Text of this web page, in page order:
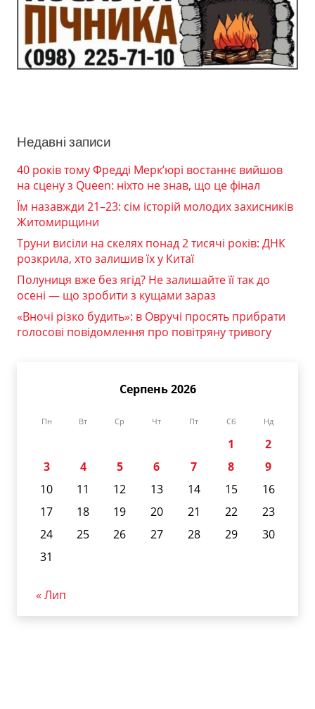
Недавні записи
40 років тому Фредді Мерк’юрі востаннє вийшов
на сцену з Queen: ніхто не знав, що це фінал
Їм назавжди 21–23: сім історій молодих захисників
Житомирщини
Труни висіли на скелях понад 2 тисячі років: ДНК
розкрила, хто залишив їх у Китаї
Полуниця вже без ягід? Не залишайте її так до
осені — що зробити з кущами зараз
«Вночі різко будить»: в Овручі просять прибрати
голосові повідомлення про повітряну тривогу
Серпень 2026
Пн Вт Ср Чт Пт Сб Нд
1
2
3
4 5 6 7 8
9
10
11 12 13 14 15
16
17
18 19 20 21 22
23
24
25 26 27 28 29
30
31
« Лип